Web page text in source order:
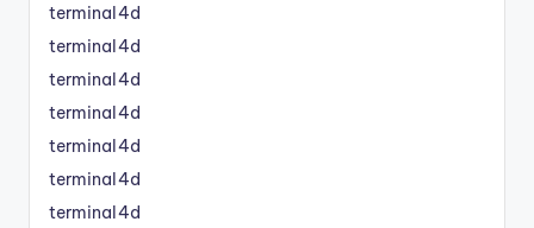
terminal4d
terminal4d
terminal4d
terminal4d
terminal4d
terminal4d
terminal4d